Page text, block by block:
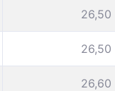
26,50
26,50
26,60